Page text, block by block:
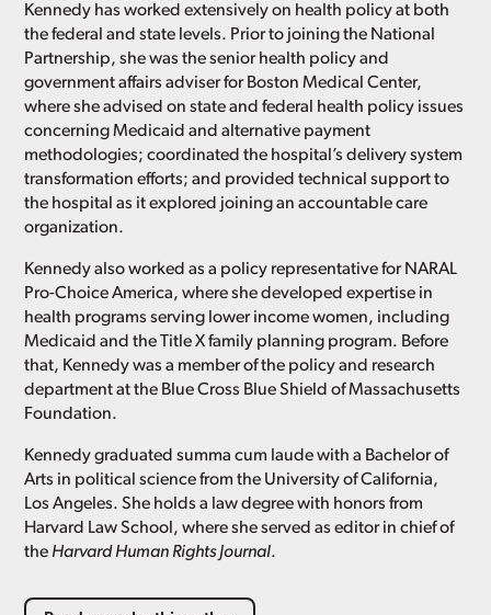
Kennedy has worked extensively on health policy at both
the federal and state levels. Prior to joining the National
Partnership, she was the senior health policy and
government affairs adviser for Boston Medical Center,
where she advised on state and federal health policy issues
concerning Medicaid and alternative payment
methodologies; coordinated the hospital’s delivery system
transformation efforts; and provided technical support to
the hospital as it explored joining an accountable care
organization.
Kennedy also worked as a policy representative for NARAL
Pro-Choice America, where she developed expertise in
health programs serving lower income women, including
Medicaid and the Title X family planning program. Before
that, Kennedy was a member of the policy and research
department at the Blue Cross Blue Shield of Massachusetts
Foundation.
Kennedy graduated summa cum laude with a Bachelor of
Arts in political science from the University of California,
Los Angeles. She holds a law degree with honors from
Harvard Law School, where she served as editor in chief of
the Harvard Human Rights Journal.